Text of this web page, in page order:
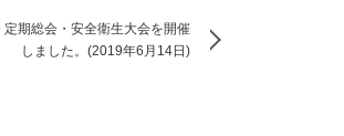
期総会・安全衛生大会を開催
しました。(2019年6月14日)